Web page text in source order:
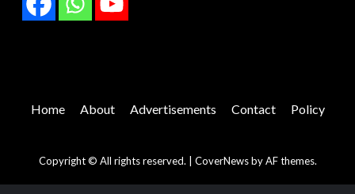
Home About Advertisements Contact Policy
Copyright © All rights reserved. CoverNewsby AF themes.